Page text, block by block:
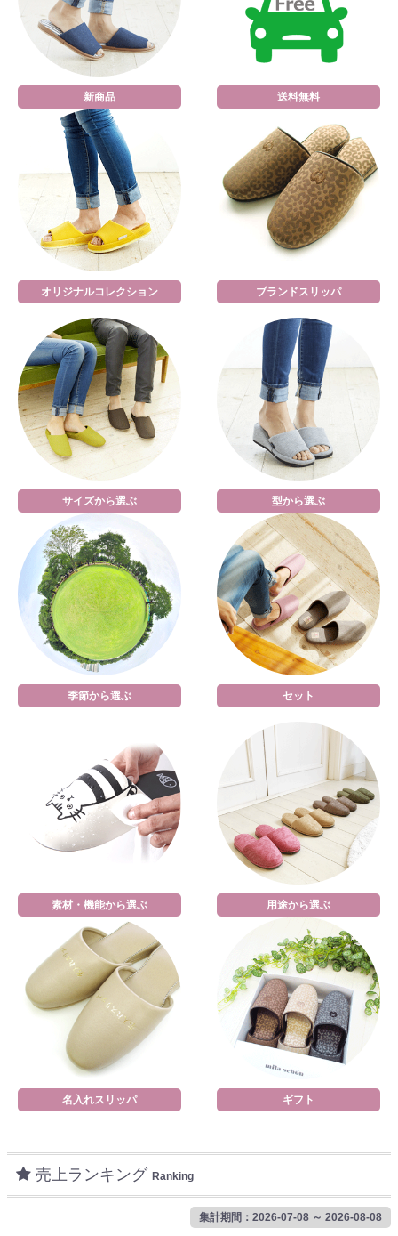
新商品 送料無料
オリジナルコレクション ブランドスリッパ
サイズから選ぶ 型から選ぶ
季節から選ぶ セット
素材・機能から選ぶ 用途から選ぶ
名入れスリッパ ギフト
売上ランキング Ranking
集計期間：2026-07-08 ～ 2026-08-08